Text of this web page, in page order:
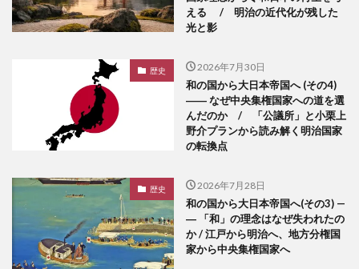
える / 明治の近代化が残した
光と影
歴史 2026年7月30日
和の国から大日本帝国へ (その4)
―― なぜ中央集権国家への道を選
んだのか / 「公議所」と小栗上
野介プランから読み解く明治国家
の転換点
歴史 2026年7月28日
和の国から大日本帝国へ(その3) —
― 「和」の理念はなぜ失われたの
か / 江戸から明治へ、地方分権国
家から中央集権国家へ